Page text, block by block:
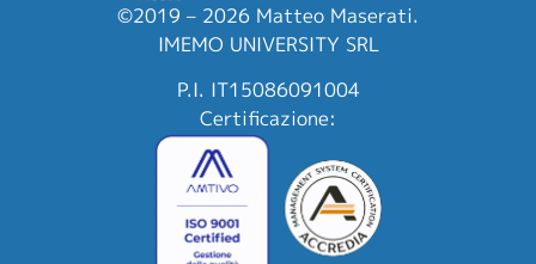
©2019 – 2026 Matteo Maserati.
IMEMO UNIVERSITY SRL
P.I. IT15086091004
Certificazione: